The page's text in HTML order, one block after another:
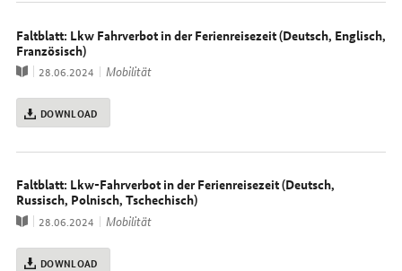
Faltblatt: Lkw Fahrverbot in der Ferienreisezeit (Deutsch, Englisch,
Französisch)
Publikation
28.06.2024 Thema
Mobilität
DOWNLOAD
Faltblatt: Lkw-Fahrverbot in der Ferienreisezeit (Deutsch,
Russisch, Polnisch, Tschechisch)
Publikation
28.06.2024 Thema
Mobilität
DOWNLOAD